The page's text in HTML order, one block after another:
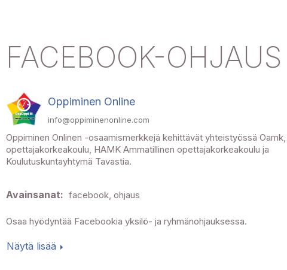
FACEBOOK-OHJAUS
Oppiminen Online
info@oppiminenonline.com
Oppiminen Onlinen -osaamismerkkejä kehittävät yhteistyössä
opettajakorkeakoulu, HAMK Ammatillinen opettajakorkeakoulu ja
Koulutuskuntayhtymä Tavastia.
Avainsanat: facebook, ohjaus
Osaa hyödyntää Facebookia yksilö- ja ryhmänohjauksessa.
Näytä lisää